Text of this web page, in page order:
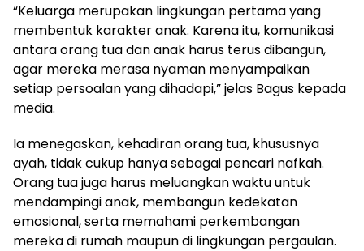
“Keluarga merupakan lingkungan pertama yang
membentuk karakter anak. Karena itu, komunikasi
antara orang tua dan anak harus terus dibangun,
agar mereka merasa nyaman menyampaikan
setiap persoalan yang dihadapi,” jelas Bagus kepada
media.
Ia menegaskan, kehadiran orang tua, khususnya
ayah, tidak cukup hanya sebagai pencari nafkah.
Orang tua juga harus meluangkan waktu untuk
mendampingi anak, membangun kedekatan
emosional, serta memahami perkembangan
mereka di rumah maupun di lingkungan pergaulan.